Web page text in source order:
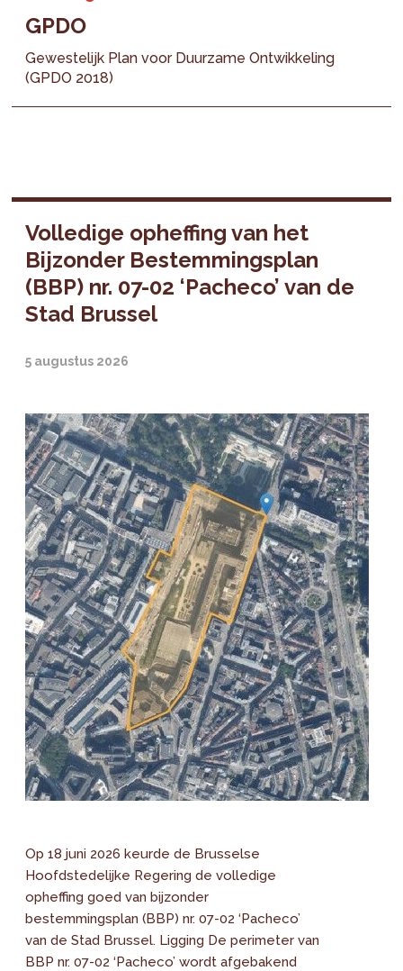
GPDO
Gewestelijk Plan voor Duurzame Ontwikkeling
(GPDO 2018)
Volledige opheffing van het
Bijzonder Bestemmingsplan
(BBP) nr. 07-02 ‘Pacheco’ van de
Stad Brussel
5 augustus 2026
Op 18 juni 2026 keurde de Brusselse
Hoofdstedelijke Regering de volledige
opheffing goed van bijzonder
bestemmingsplan (BBP) nr. 07-02 ‘Pacheco’
van de Stad Brussel. Ligging De perimeter van
BBP nr. 07-02 ‘Pacheco’ wordt afgebakend